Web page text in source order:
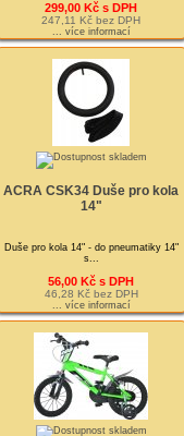
299,00 Kč s DPH
247,11 Kč bez DPH
... více informací
ACRA CSK34 Duše pro kola
14"
Duše pro kola 14" - do pneumatiky 14"
s...
56,00 Kč s DPH
46,28 Kč bez DPH
... více informací